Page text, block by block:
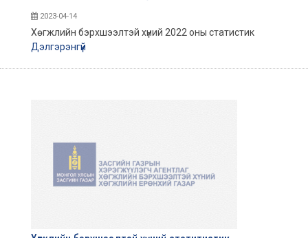
2023-04-14
Хөгжлийн бэрхшээлтэй хүний 2022 оны статистик
Дэлгэрэнгүй